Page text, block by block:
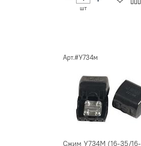
шт
Арт.#У734м
Сжим У734М (16-35/16-